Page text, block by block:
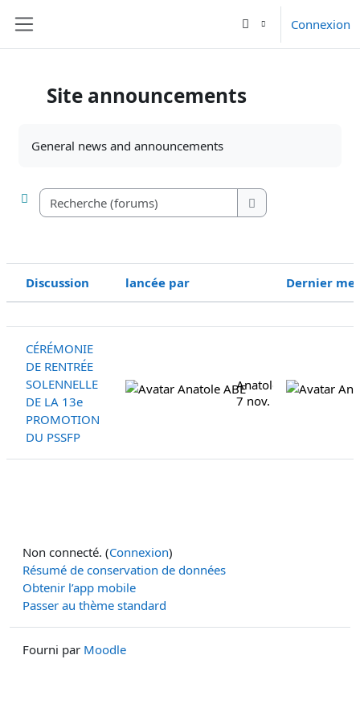
Connexion
Site announcements
General news and announcements
Recherche (forums)
Recherche (forums)
Statut
Discussion lancée par Dernier
CÉRÉMONIE
DE RENTRÉE
SOLENNELLE
DE LA 13e
PROMOTION
DU PSSFP
Anatole ABE
7 nov. 2025
Non connecté. (Connexion)
Résumé de conservation de données
Obtenir l’app mobile
Passer au thème standard
Fourni par Moodle